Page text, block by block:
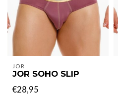
JOR
JOR SOHO SLIP
€28,95